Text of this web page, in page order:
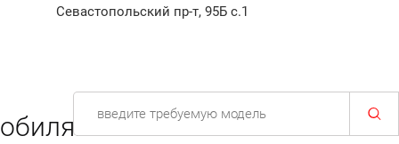
Севастопольский пр-т, 95Б с.1